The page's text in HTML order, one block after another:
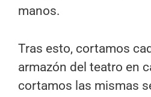
manos.
Tras esto, cortamos
armazón del teatro en
cortamos las mismas